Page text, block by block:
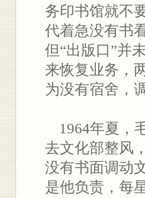
务印书馆就不
代着急没有书
但“出版口”并
来恢复业务，
为没有宿舍，
1964年夏，
去文化部整风
没有书面调动
是他负责，每